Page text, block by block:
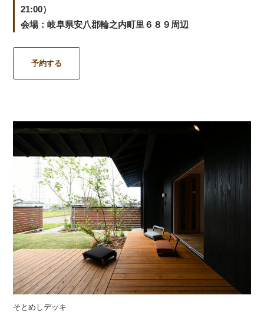
21:00）
会場：岐阜県安八郡輪之内町里６８９周辺
予約する
そとめしデッキ